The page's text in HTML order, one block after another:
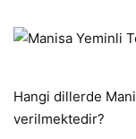
Hangi dillerde
verilmektedir?